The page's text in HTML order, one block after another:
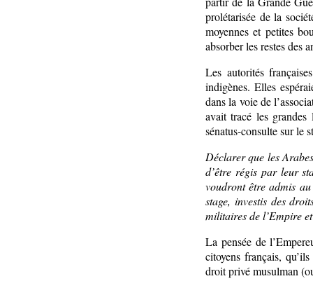
prolétarisée de la
moyennes et petites
absorber les restes des
Les autorités
indigènes. Elles
dans la voie de
avait tracé les
sénatus-consulte sur le
Déclarer que les
d’être régis par leur
voudront être admis
stage, investis des
militaires de l’Empire
La pensée de
citoyens français,
droit privé musulman